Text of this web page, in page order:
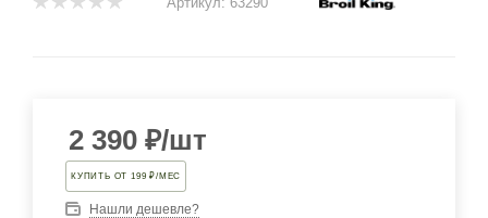
2 390 ₽/шт
КУПИТЬ ОТ 199 ₽/МЕС
Нашли дешевле?